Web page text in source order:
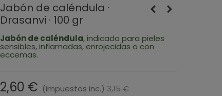
Jabón de caléndula ·
Drasanvi · 100 gr
Jabón de caléndula, indicado para pieles
sensibles, inflamadas, enrojecidas o con
eccemas.
2,60 € (impuestos inc.) 3,15 €